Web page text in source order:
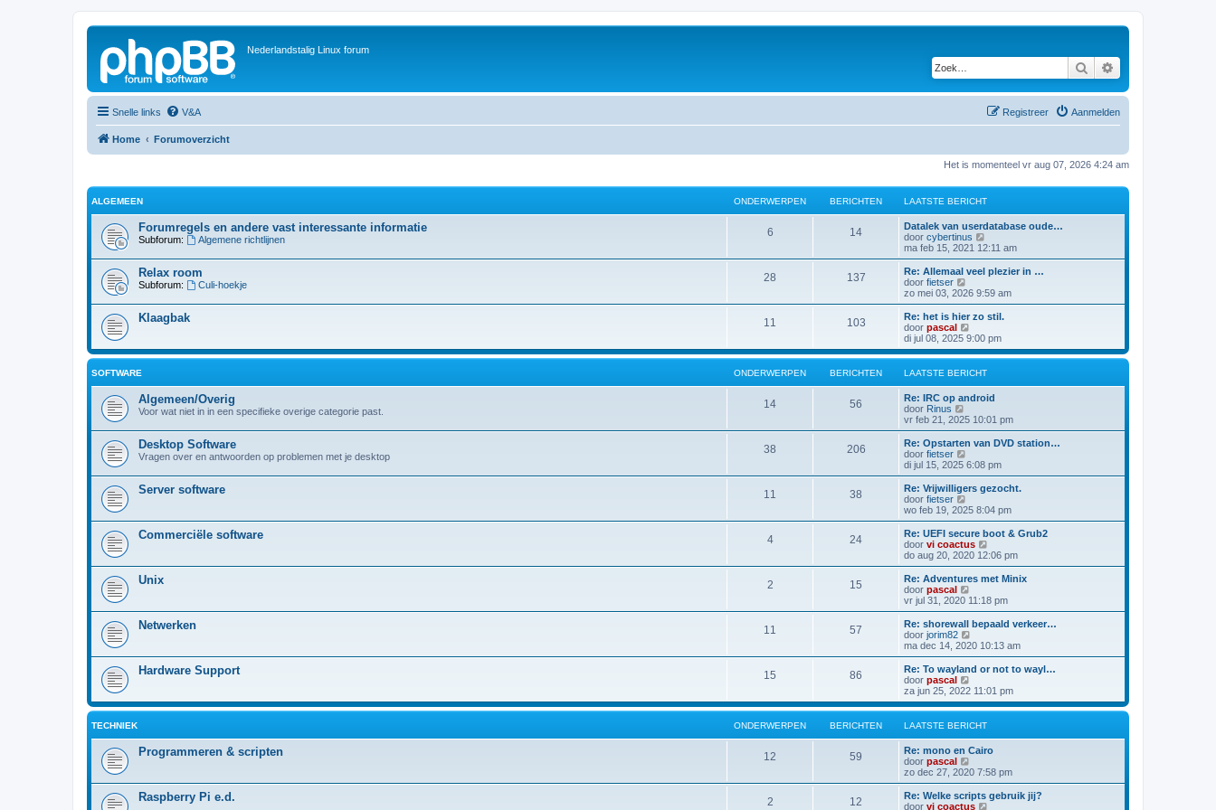
Nederlandstalig Linux forum
Zoek
Snelle links V&A Aanmelden
Registreer
Home Forumoverzicht
Het is momenteel vr aug 07, 2026 4:24 am
ALGEMEEN ONDERWERPEN BERICHTEN LAATSTE BERICHT
Forumregels en andere vast interessante informatie
Subforum: Algemene richtlijnen
6 14
Datalek van userdatabase oude…
door cybertinus
e
k
k
a
s
t
e
r
c
h
t
ma feb 15, 2021 12:11 am
Relax room
Subforum: Culi-hoekje
28 137
Re: Allemaal veel plezier in …
door fietser
e
k
i
j
k
a
a
t
s
t
b
e
r
c
h
t
zo mei 03, 2026 9:59 am
Klaagbak 11 103
Re: het is hier zo stil.
door pascal
e
k
i
j
a
s
b
e
r
c
h
t
di jul 08, 2025 9:00 pm
SOFTWARE ONDERWERPEN BERICHTEN LAATSTE BERICHT
Algemeen/Overig
Voor wat niet in in een specifieke overige categorie past.
14 56
Re: IRC op android
door Rinus
e
k
i
j
k
a
t
s
e
b
e
r
i
c
h
t
vr feb 21, 2025 10:01 pm
Desktop Software
Vragen over en antwoorden op problemen met je desktop
38 206
Re: Opstarten van DVD station…
door fietser
e
k
i
k
a
t
s
e
b
e
r
i
c
h
t
di jul 15, 2025 6:08 pm
Server software 11 38
Re: Vrijwilligers gezocht.
door fietser
e
k
i
j
k
a
t
s
e
b
e
r
i
c
h
t
wo feb 19, 2025 8:04 pm
Commerciële software 4 24
Re: UEFI secure boot & Grub2
door vi coactus
e
k
i
k
a
t
s
e
e
r
h
t
do aug 20, 2020 12:06 pm
Unix 2 15
Re: Adventures met Minix
door pascal
e
k
i
k
a
a
t
s
t
b
e
r
c
h
t
vr jul 31, 2020 11:18 pm
Netwerken 11 57
Re: shorewall bepaald verkeer…
door jorim82
e
k
i
k
a
a
t
s
t
b
e
r
i
ma dec 14, 2020 10:13 am
Hardware Support 15 86
Re: To wayland or not to wayl…
door pascal
e
k
i
j
a
t
s
t
za jun 25, 2022 11:01 pm
TECHNIEK ONDERWERPEN BERICHTEN LAATSTE BERICHT
Programmeren & scripten 12 59
Re: mono en Cairo
door pascal
e
k
i
j
zo dec 27, 2020 7:58 pm
Raspberry Pi e.d. 2 12
Re: Welke scripts gebruik jij?
door vi coactus